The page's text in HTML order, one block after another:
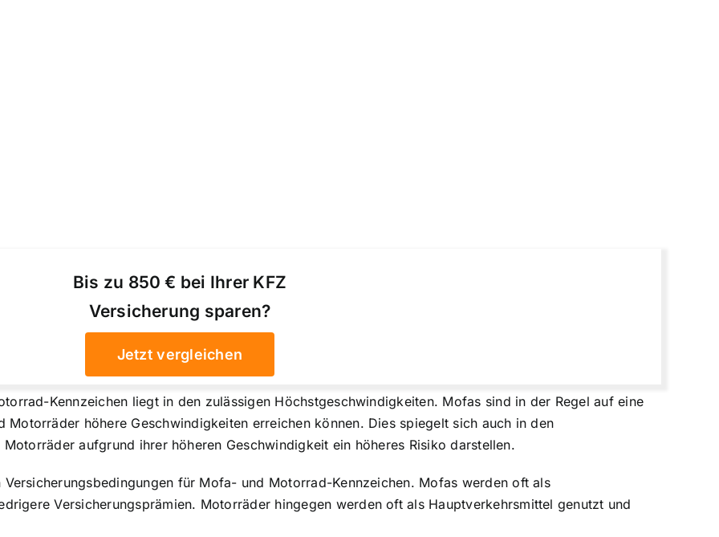
Bis zu 850 € bei Ihrer KFZ
Versicherung sparen?
Jetzt vergleichen
Kennzeichen liegt in den zulässigen Höchstgeschwindigkeiten. Mofas sind in der Regel auf eine
höhere Geschwindigkeiten erreichen können. Dies spiegelt sich auch in den
aufgrund ihrer höheren Geschwindigkeit ein höheres Risiko darstellen.
für Mofa- und Motorrad-Kennzeichen. Mofas werden oft als
Versicherungsprämien. Motorräder hingegen werden oft als Hauptverkehrsmittel genutzt und